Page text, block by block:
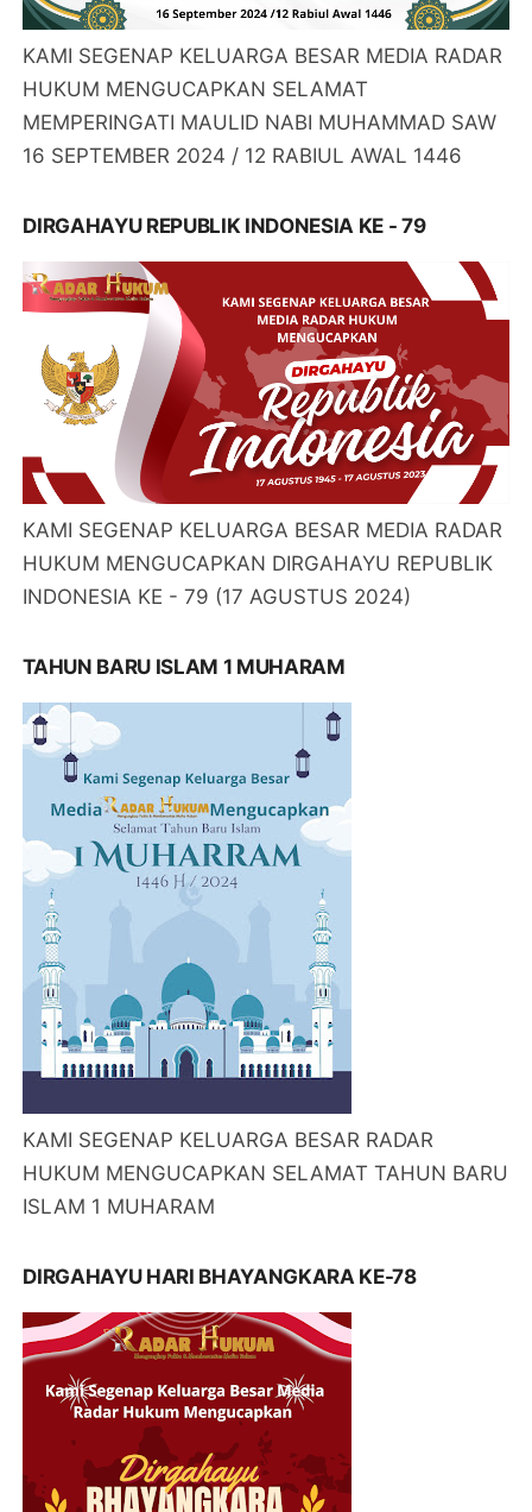
KAMI SEGENAP KELUARGA BESAR MEDIA RADAR
HUKUM MENGUCAPKAN SELAMAT
MEMPERINGATI MAULID NABI MUHAMMAD SAW
16 SEPTEMBER 2024 / 12 RABIUL AWAL 1446
DIRGAHAYU REPUBLIK INDONESIA KE - 79
KAMI SEGENAP KELUARGA BESAR MEDIA RADAR
HUKUM MENGUCAPKAN DIRGAHAYU REPUBLIK
INDONESIA KE - 79 (17 AGUSTUS 2024)
TAHUN BARU ISLAM 1 MUHARAM
KAMI SEGENAP KELUARGA BESAR RADAR
HUKUM MENGUCAPKAN SELAMAT TAHUN BARU
ISLAM 1 MUHARAM
DIRGAHAYU HARI BHAYANGKARA KE-78